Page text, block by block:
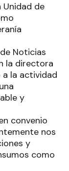
de
Noticias
la directora
a la actividad
y
convenio
nos
y
como